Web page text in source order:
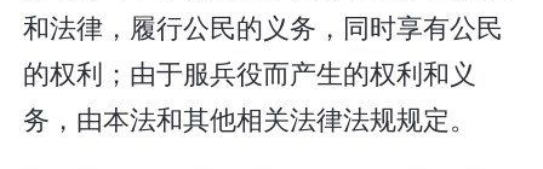
和法律，履行公民的义务，同时享有公民
的权利；由于服兵役而产生的权利和义
务，由本法和其他相关法律法规规定。